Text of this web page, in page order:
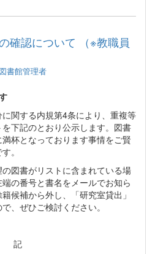
確認について （※教職員
図書館管理者
関する内規第4条により、重複等
下記のとおり公示します。図書
杯となっております事情をご賢
。
図書がリストに含まれている場
の番号と書名をメールでお知ら
候補から外し、「研究室貸出」
、ぜひご検討ください。
記